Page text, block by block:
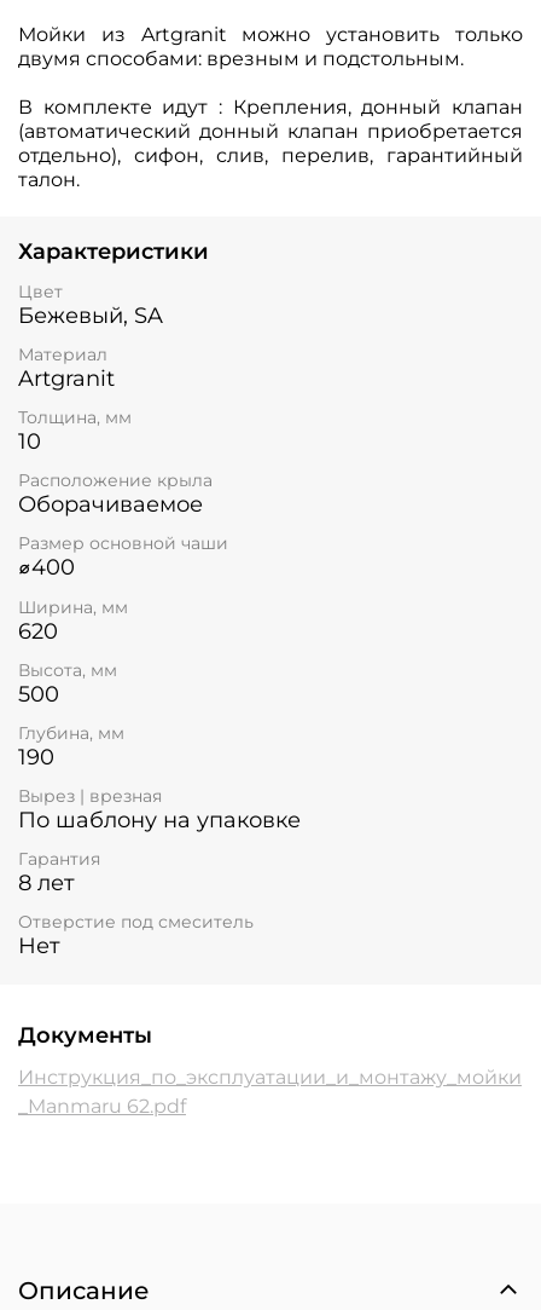
Мойки из Artgranit можно установить только
двумя способами: врезным и подстольным.
В комплекте идут : Крепления, донный клапан
(автоматический донный клапан приобретается
отдельно), сифон, слив, перелив, гарантийный
талон.
Характеристики
Цвет
Бежевый, SA
Материал
Artgranit
Толщина, мм
10
Расположение крыла
Оборачиваемое
Размер основной чаши
⌀400
Ширина, мм
620
Высота, мм
500
Глубина, мм
190
Вырез | врезная
По шаблону на упаковке
Гарантия
8 лет
Отверстие под смеситель
Нет
Документы
Инструкция_по_эксплуатации_и_монтажу_мойки
_Manmaru 62.pdf
Описание